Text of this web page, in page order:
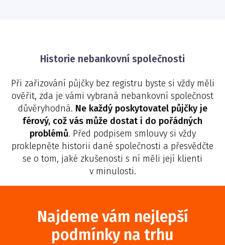
Historie nebankovní společnosti
Při zařizování půjčky bez registru byste si vždy měli
ověřit, zda je vámi vybraná nebankovní společnost
důvěryhodná. Ne každý poskytovatel půjčky je
férový, což vás může dostat i do pořádných
problémů. Před podpisem smlouvy si vždy
proklepněte historii dané společnosti a přesvědčte
se o tom, jaké zkušenosti s ní měli její klienti
v minulosti.
Najdeme vám nejlepší
podmínky na trhu